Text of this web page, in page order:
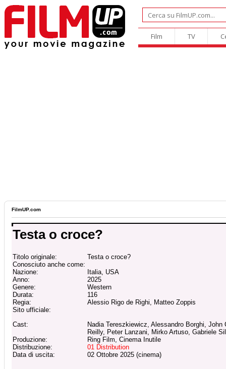
Film TV
FilmUP.com
Testa o croce?
Titolo originale:
Testa o croce?
Conosciuto anche come:
Nazione:
Italia, USA
Anno:
2025
Genere:
Western
Durata:
116
Regia:
Alessio Rigo de Righi, Matteo Zoppis
Sito ufficiale:
Cast:
Nadia Tereszkiewicz, Alessandro Borghi, John
Reilly, Peter Lanzani, Mirko Artuso, Gabriele
Produzione:
Ring Film, Cinema Inutile
Distribuzione:
01 Distribution
Data di uscita:
02 Ottobre 2025 (cinema)